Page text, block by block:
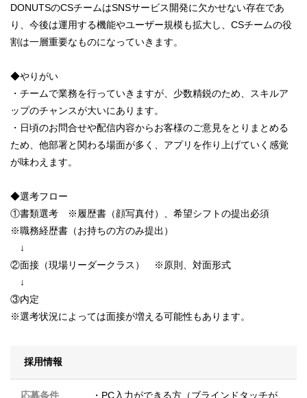
DONUTSのCSチームはSNSサービス開発に欠かせない存在であ
り、今後は運用する機能やユーザー規模も拡大し、CSチームの役
割は一層重要なものになっていきます。
◆やりがい
・チームで業務を行っていきますが、少数精鋭のため、スキルア
ップのチャンスが大いにあります。
・日頃のお問合せや配信内容からお客様のご意見をとりまとめる
ため、他部署と関わる場面が多く、アプリを作り上げていく感覚
が味わえます。
◆選考フロー
①書類選考 ※履歴書（顔写真付）、希望シフトの提出必須
※職務経歴書（お持ちの方のみ提出）
↓
②面接（現場リーダークラス） ※原則、対面形式
↓
③内定
※選考状況によっては面接が増える可能性もあります。
採用情報
応募条件 ・PC入力ができる方（ブラインドタッチが